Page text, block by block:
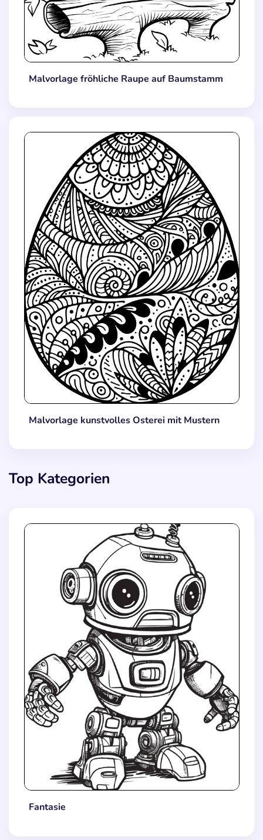
Malvorlage fröhliche Raupe auf Baumstamm
Malvorlage kunstvolles Osterei mit Mustern
Top Kategorien
Fantasie